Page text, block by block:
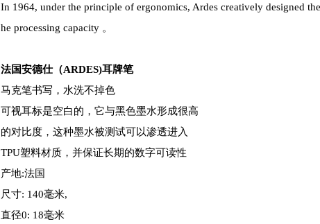
In 1964, under the principle of ergonomics, Ardes creatively designed the
he processing capacity 。
法国安德仕（ARDES)耳牌笔
马克笔书写，水洗不掉色
可视耳标是空白的，它与黑色墨水形成很高
的对比度，这种墨水被测试可以渗透进入
TPU塑料材质，并保证长期的数字可读性
产地:法国
尺寸: 140毫米,
直径0: 18毫米